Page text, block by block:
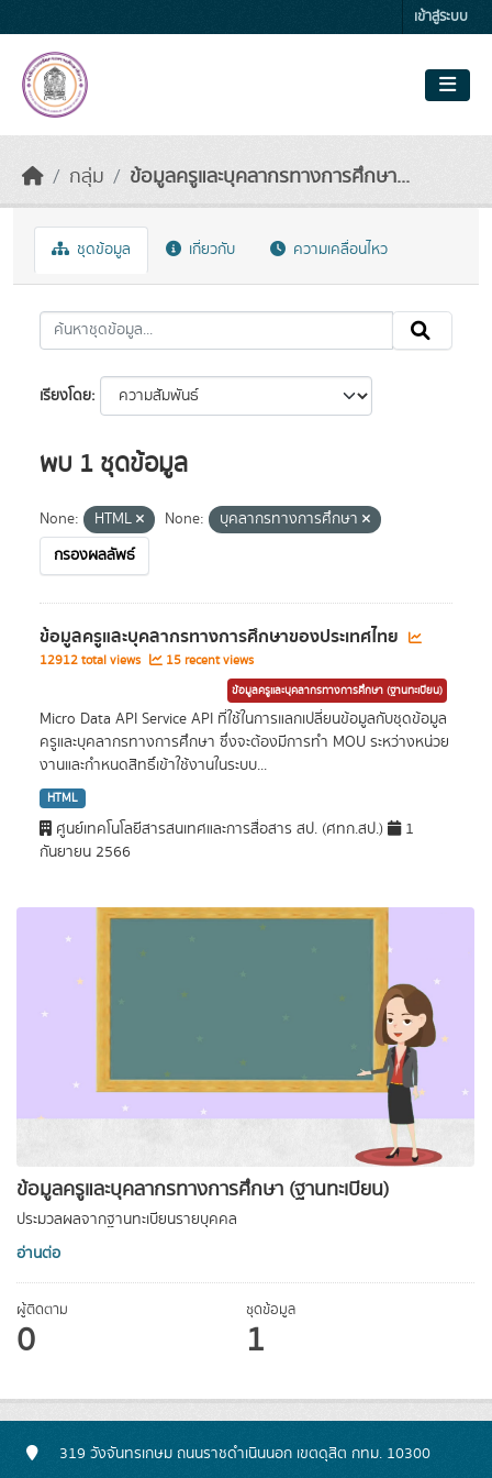
เข้าสู่ระบบ
กลุ่ม ข้อมูลครูและบุคลากรทางการศึกษา...
ข้อมูลครูและบุคลากรทางการศึกษา (ฐานทะเบียน)
ประมวลผลจากฐานทะเบียนรายบุคคล
อ่านต่อ
ผู้ติดตาม
0
ชุดข้อมูล
1
ชุดข้อมูล เกี่ยวกับ ความเคลื่อนไหว
เรียงโดย
พบ 1 ชุดข้อมูล
None: HTML None:
บุคลากรทางการศึกษา
กรองผลลัพธ์
ข้อมูลครูและบุคลากรทางการศึกษาของประเทศไทย
12912 total views 15 recent views
ข้อมูลครูและบุคลากรทางการศึกษา (ฐานทะเบียน)
Micro Data API Service API ที่ใช้ในการแลกเปลี่ยนข้อมูลกับชุดข้อมูล
ครูและบุคลากรทางการศึกษา ซึ่งจะต้องมีการทำ MOU ระหว่างหน่วย
งานและกำหนดสิทธิ์เข้าใช้งานในระบบ...
HTML
ศูนย์เทคโนโลยีสารสนเทศและการสื่อสาร สป. (ศทก.สป.)
1
กันยายน 2566
319 วังจันทรเกษม ถนนราชดำเนินนอก เขตดุสิต กทม. 10300